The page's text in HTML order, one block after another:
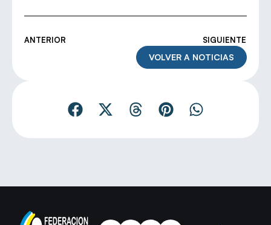
ANTERIOR SIGUIENTE
VOLVER A NOTICIAS